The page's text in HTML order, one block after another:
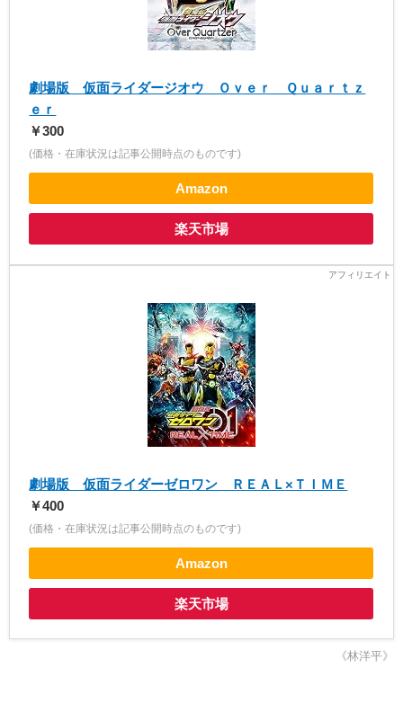
劇場版 仮面ライダージオウ Ｏｖｅｒ Ｑｕａｒｔｚ
ｅｒ
￥300
(価格・在庫状況は記事公開時点のものです)
Amazon
楽天市場
劇場版 仮面ライダーゼロワン ＲＥＡＬ×ＴＩＭＥ
￥400
(価格・在庫状況は記事公開時点のものです)
Amazon
楽天市場
《林洋平》